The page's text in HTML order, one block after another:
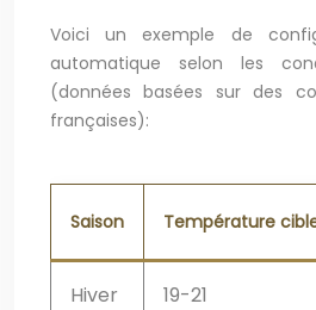
Voici un exemple de
automatique selon les
(données basées sur des
françaises):
Saison Température
Hiver 19-21